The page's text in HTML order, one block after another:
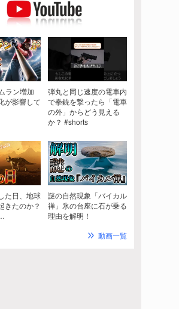
ラン増加
が影響して
弾丸と同じ速度の電車内
で拳銃を撃ったら「電車
の外」からどう見える
か？ #shorts
た日、地球
きたのか？
謎の自然現象「バイカル
禅」氷の台座に石が乗る
理由を解明！
動画一覧